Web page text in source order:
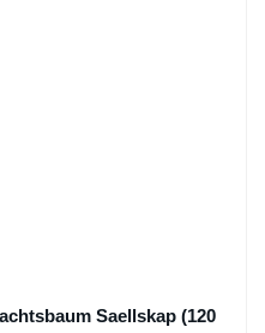
Saellskap (120